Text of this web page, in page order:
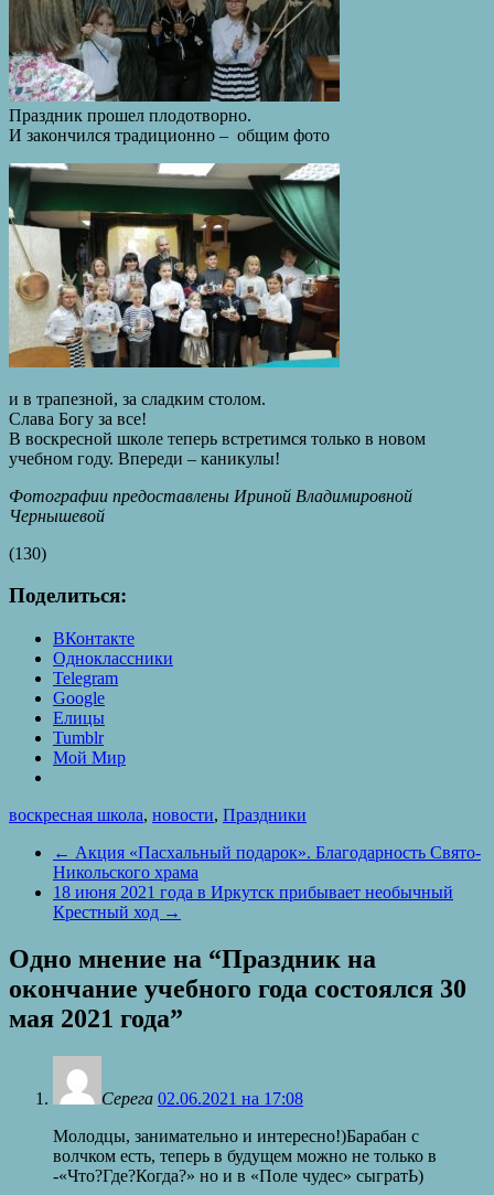
Праздник прошел плодотворно.
И закончился традиционно – общим фото
и в трапезной, за сладким столом.
Слава Богу за все!
В воскресной школе теперь встретимся только в новом
учебном году. Впереди – каникулы!
Фотографии предоставлены Ириной Владимировной
Чернышевой
(130)
Поделиться:
ВКонтакте
Одноклассники
Telegram
Google
Елицы
Tumblr
Мой Мир
воскресная школа, новости, Праздники
← Акция «Пасхальный подарок». Благодарность Свято-
Никольского храма
18 июня 2021 года в Иркутск прибывает необычный
Крестный ход →
Одно мнение на “Праздник на
окончание учебного года состоялся 30
мая 2021 года”
Серега 02.06.2021 на 17:08
Молодцы, занимательно и интересно!)Барабан с
волчком есть, теперь в будущем можно не только в
-«Что?Где?Когда?» но и в «Поле чудес» сыгратЬ)